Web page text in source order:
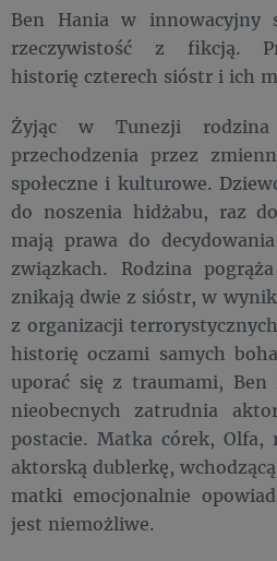
Ben Hania w innowacyjny
rzeczywistość z fikcją.
historię czterech sióstr i ich
Żyjąc w Tunezji
przechodzenia przez
społeczne i kulturowe.
do noszenia hidżabu, raz
mają prawa do
związkach. Rodzina
znikają dwie z sióstr, w
z organizacji
historię oczami samych
uporać się z traumami, Ben
nieobecnych zatrudnia
postacie. Matka córek, Olfa,
aktorską dublerkę,
matki emocjonalnie
jest niemożliwe.